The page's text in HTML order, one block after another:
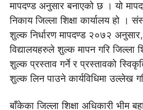
मापदण्ड अनुसार बनाएको छ । यो
निकाय जिल्ला शिक्षा कार्यालय हो ।
शुल्क निर्धारण मापदण्ड २०७२
विद्यालयहरुले शुल्क मापन गरि जिल्ला
शुल्क प्रस्ताव गर्ने र प्रस्तावको
शुल्क लिन पाउने कार्यविधिमा उल्लेख
बाँकेका जिल्ला शिक्षा अधिकारी भीम